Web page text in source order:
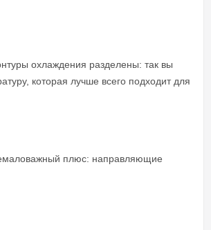
охлаждения разделены: так вы
которая лучше всего подходит для
плюс: направляющие